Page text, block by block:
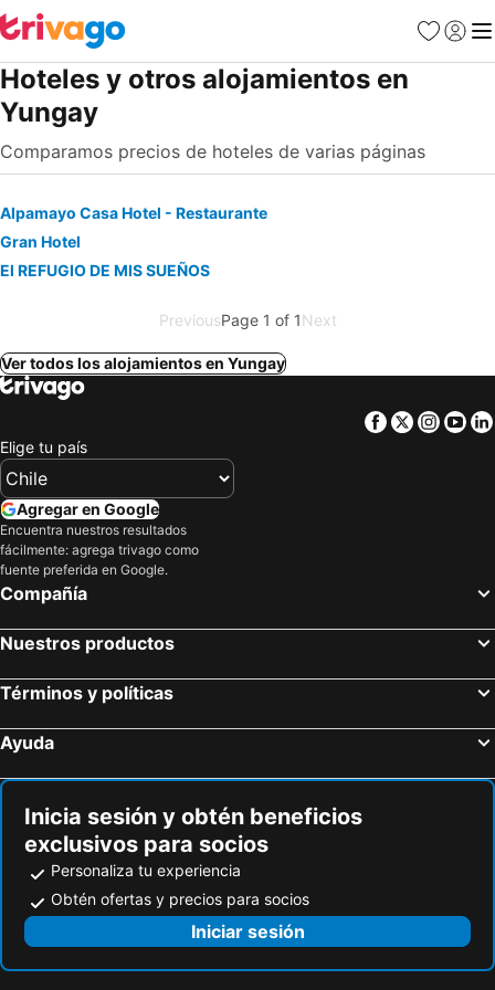
Favoritos
Iniciar
Hoteles y otros alojamientos en
Yungay
Comparamos precios de hoteles de varias páginas
Alpamayo Casa Hotel - Restaurante
Gran Hotel
El REFUGIO DE MIS SUEÑOS
PreviousPage 1 of 1Next
Ver todos los alojamientos en Yungay
Facebook
Twitter
Elige tu país
Agregar en Google
Encuentra nuestros resultados
fácilmente: agrega trivago como
fuente preferida en Google.
Compañía
Nuestros productos
Términos y políticas
Ayuda
Inicia sesión y obtén beneficios
exclusivos para socios
Personaliza tu experiencia
Obtén ofertas y precios para socios
Iniciar sesión